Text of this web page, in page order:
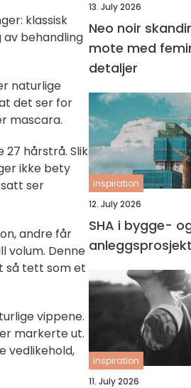
klassisk
behandling
naturlige
det ser for
mascara.
hårstrå. Slik
ikke bety
ser
andre får
volum. Denne
så tett som et
vippene.
markerte ut.
vedlikehold,
13. July 2026
Neo noir skandinavisk
mote med
detaljer
inspiration
12. July 2026
SHA i bygge-
inspiration
11. July 2026